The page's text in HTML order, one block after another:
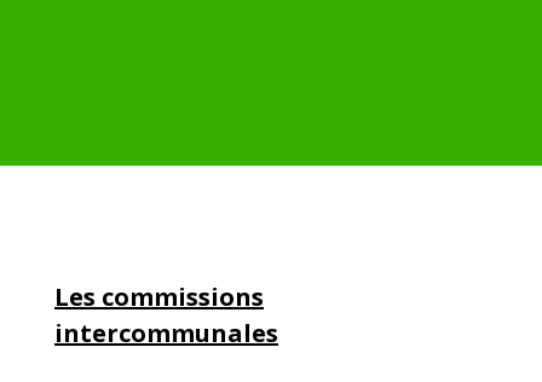
Les commissions
intercommunales